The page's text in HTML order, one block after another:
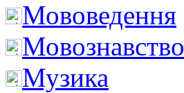
Мововедення
Мовознавство
Музика